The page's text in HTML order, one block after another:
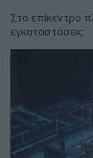
Στο επίκεντρο
εγκαταστάσεις